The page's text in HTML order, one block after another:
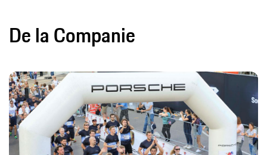
De la Companie